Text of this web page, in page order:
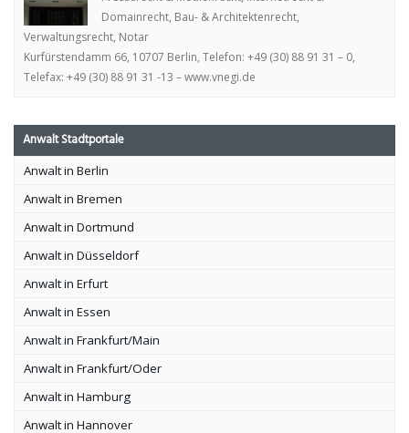
Domainrecht, Bau- & Architektenrecht,
Verwaltungsrecht, Notar
Kurfürstendamm 66, 10707 Berlin, Telefon: +49 (30) 88 91 31 – 0,
Telefax: +49 (30) 88 91 31 -13 – www.vnegi.de
Anwalt Stadtportale
Anwalt in Berlin
Anwalt in Bremen
Anwalt in Dortmund
Anwalt in Düsseldorf
Anwalt in Erfurt
Anwalt in Essen
Anwalt in Frankfurt/Main
Anwalt in Frankfurt/Oder
Anwalt in Hamburg
Anwalt in Hannover